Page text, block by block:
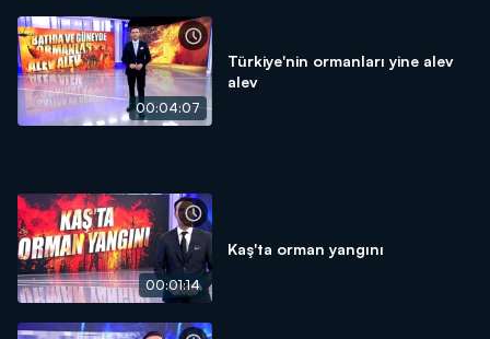
00:04:07
Türkiye'nin ormanları yine alev
alev
00:01:14
Kaş'ta orman yangını